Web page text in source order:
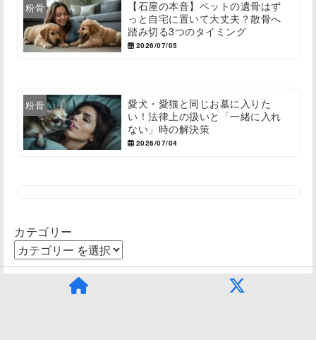
粉骨
【石屋の本音】ペットの遺骨はず
っと自宅に置いて大丈夫？散骨へ
踏み切る3つのタイミング
2026/07/05
粉骨
愛犬・愛猫と同じお墓に入りた
い！法律上の扱いと「一緒に入れ
ない」時の解決策
2026/07/04
カテゴリー